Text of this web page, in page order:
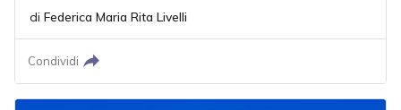
di Federica Maria Rita Livelli
Condividi